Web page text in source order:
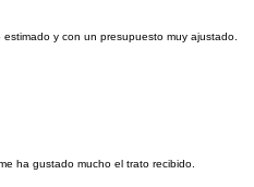
y con un presupuesto muy ajustado.
ha gustado mucho el trato recibido.